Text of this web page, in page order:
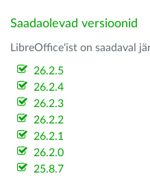
Saadaolevad versioonid
LibreOffice'ist on saadaval
26.2.5
26.2.4
26.2.3
26.2.2
26.2.1
26.2.0
25.8.7